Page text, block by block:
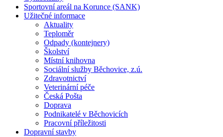
Sportovní areál na Korunce (SANK)
Užitečné informace
Aktuality
Teploměr
Odpady (kontejnery)
Školství
Místní knihovna
Sociální služby Běchovice, z.ú.
Zdravotnictví
Veterinární péče
Česká Pošta
Doprava
Podnikatelé v Běchovicích
Pracovní příležitosti
Dopravní stavby